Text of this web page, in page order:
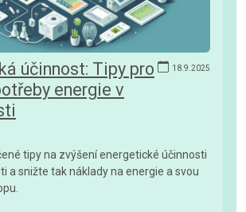
18.9.2025
účinnost: Tipy pro
energie v
tipy na zvýšení energetické účinnosti
a snižte tak náklady na energie a svou